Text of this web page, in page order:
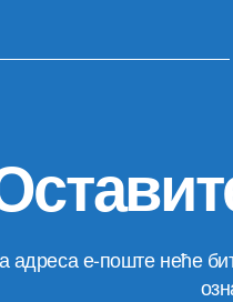
адреса е-поште неће